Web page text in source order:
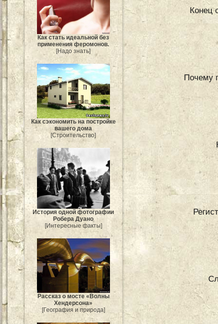
Как стать идеальной без
применения феромонов.
[Надо знать]
Как сэкономить на постройке
вашего дома
[Строительство]
История одной фотографии
Робера Дуано
[Интересные факты]
Рассказ о мосте «Волны
Хендерсона»
[География и природа]
Конец
Почему